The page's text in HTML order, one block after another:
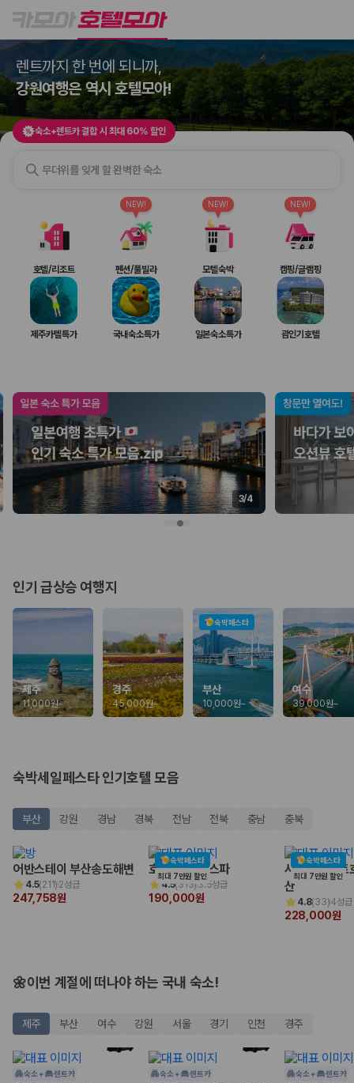
호텔모아
2000만 이용고객이 선택한 제주 렌트카 가격비교 플랫폼
제주렌트카 가격비교는 카모아에서 한 번에
제주도 렌트카는 업체마다 차량 가격, 보험 조건, 면책금, 보상 한도, 인수
장소, 취소 규정이 다릅니다. 카모아는 여러 제주 렌트카 업체의 조건을 한
화면에서 비교해 사용자가 자신의 일정과 예산에 맞는 차량을 선택할 수 있
도록 돕습니다.
차종별 최저가 비교:
경차, 소형, 준중형, 중형, SUV, 승합차 등 여행
인원에 맞는 차종별 가격을 비교합니다.
보험 조건 비교:일반자차, 완전자차, 슈퍼자차의 면책금과 보상 한
도를 비교합니다.
제주공항 인수 조건 비교:셔틀 이동, 인수 위치, 반납 편의성을 함께
확인합니다.
실시간 예약:비교 후 원하는 차량을 바로 예약할 수 있습니다.
제주렌트카 실시간 가격비교 바로가기
1. 단순 최저가가 아니라 실제 결제 조건을 비교하세요
제주렌트카 최저가는 차량 기본요금만으로 판단하기 어렵습니다. 보험 포
함 여부, 면책금, 보상 한도, 옵션 비용, 취소 수수료를 함께 확인해야 실제
로 저렴한 차량을 고를 수 있습니다.
2. 보험 조건은 가격만큼 중요합니다
완전자차와 슈퍼자차는 업체별 보장 범위가 다를 수 있습니다. 카모아에서
3. 제주공항 접근성과 셔틀 조건을 함께 확인하세요
제주 렌트카는 차량 인수 위치와 셔틀 편의성에 따라 실제 이용 만족도가
달라집니다. 공항에서 렌트카 사무실까지의 이동 조건을 가격과 함께 비교
제주도 렌트카 차종별 가격비교
경차·소형차
혼자 또는 2인 여행에 적합하며 제주 렌트카 최저가를 찾는 사용자
종입니다.
가족 여행, 짐이 많은 여행, 장거리 이동에 적합하며 보험 조건과 차
량 연식을 함께 비교하는 것이 좋습니다.
단체 여행이나 4인 이상 가족 여행에 적합하며 인원수, 짐 공간, 보
험 조건을 함께 확인해야 합니다.
숙소+렌트카 결합 시 최대 60% 할인
렌트까지 한 번에 되니까,
강원여행은 역시 호텔모아!
숙소+렌트카 결합 시 최대 60% 할인
무더위를 잊게 할 완벽한 숙소
호텔/리조트 펜션/풀빌라
NEW!
모텔숙박
NEW!
캠핑/글램핑
NEW!
제주카텔특가 국내숙소특가 일본숙소특가 괌인기호텔
3/4
인기 급상승 여행지
제주
11,000원~
경주
45,000원~
숙박페스타
부산
10,000원~
여수
39,000원~
숙박세일페스타 인기호텔 모음
부산 강원 경남 경북 전남 전북 충남 충북
어반스테이 부산송도해변
4.5(211)2성급
247,758원
숙박페스타
최대 7만원 할인
호텔포레 더 스파
4.5( 313)3.5성급
190,000원
숙박페스타
최대 7만원 할인
시타딘커넥트
산
4.8(33)4성급
228,000원
🌼이번 계절에 떠나야 하는 국내 숙소!
제주 부산 여수 강원 서울 경기 인천 경주
숙소 + 렌트카 숙소 + 렌트카 숙소 + 렌트카